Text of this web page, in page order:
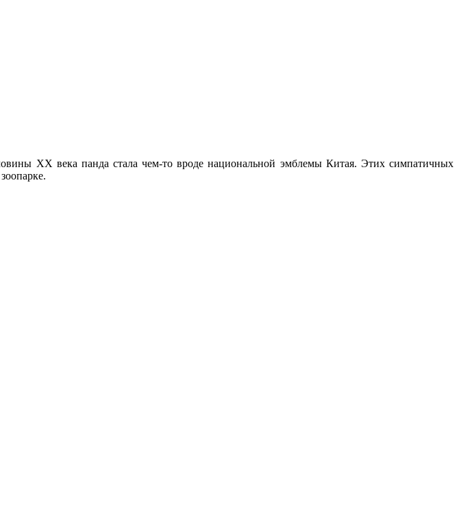
ХХ века панда стала чем-то вроде национальной эмблемы Китая. Этих симпатичных